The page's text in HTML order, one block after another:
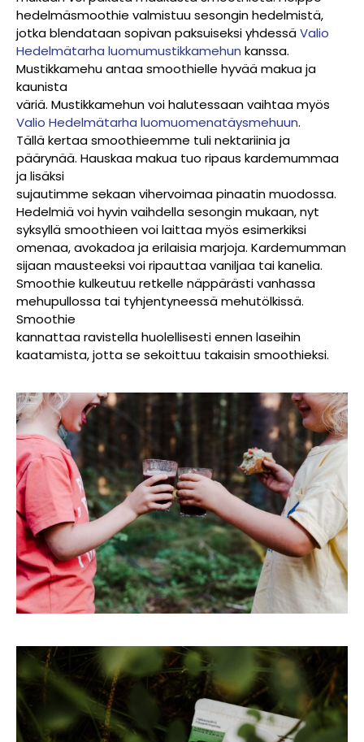
hedelmäsmoothie valmistuu sesongin hedelmistä,
jotka blendataan sopivan paksuiseksi yhdessäValio
Hedelmätarha luomumustikkamehun kanssa.
Mustikkamehu antaa smoothielle hyvää makua ja
kaunista
väriä. Mustikkamehun voi halutessaan vaihtaa myös
Valio Hedelmätarha luomuomenatäysmehuun.
Tällä kertaa smoothieemme tuli nektariinia ja
päärynää. Hauskaa makua tuo ripaus kardemummaa
ja lisäksi
sujautimme sekaan vihervoimaa pinaatin muodossa.
Hedelmiä voi hyvin vaihdella sesongin mukaan, nyt
syksyllä smoothieen voi laittaa myös esimerkiksi
omenaa, avokadoa ja erilaisia marjoja. Kardemumman
sijaan mausteeksi voi ripauttaa vaniljaa tai kanelia.
Smoothie kulkeutuu retkelle näppärästi vanhassa
mehupullossa tai tyhjentyneessä mehutölkissä.
Smoothie
kannattaa ravistella huolellisesti ennen laseihin
kaatamista, jotta se sekoittuu takaisin smoothieksi.